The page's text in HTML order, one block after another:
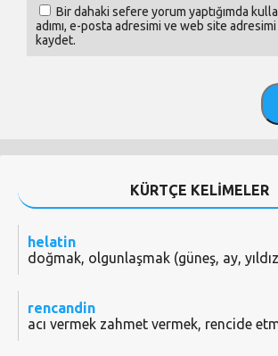
Bir dahaki sefere yorum yaptığımda
adımı, e-posta adresimi ve web site adresimi
kaydet.
KÜRTÇE KELİMELER
helatin
doğmak, olgunlaşmak (güneş, ay,
rencandin
acı vermek zahmet vermek, rencide